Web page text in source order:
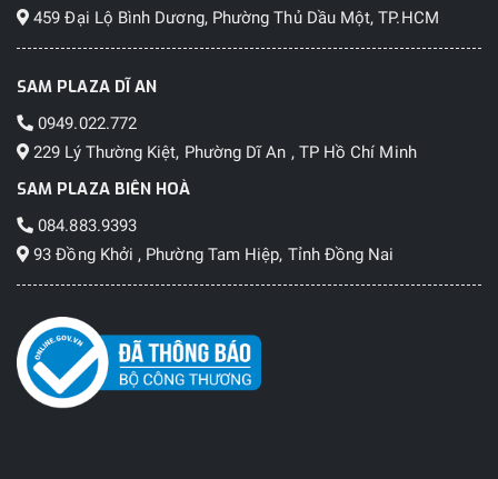
459 Đại Lộ Bình Dương, Phường Thủ Dầu Một, TP.HCM
SAM PLAZA DĨ AN
0949.022.772
229 Lý Thường Kiệt, Phường Dĩ An , TP Hồ Chí Minh
SAM PLAZA BIÊN HOÀ
084.883.9393
93 Đồng Khởi , Phường Tam Hiệp, Tỉnh Đồng Nai